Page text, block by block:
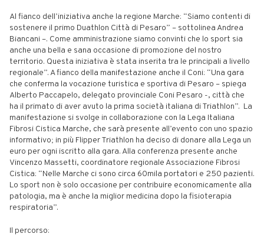
Al fianco dell’iniziativa anche la regione Marche: “Siamo contenti di
sostenere il primo Duathlon Città di Pesaro” – sottolinea Andrea
Biancani –. Come amministrazione siamo convinti che lo sport sia
anche una bella e sana occasione di promozione del nostro
territorio. Questa iniziativa è stata inserita tra le principali a livello
regionale”. A fianco della manifestazione anche il Coni: “Una gara
che conferma la vocazione turistica e sportiva di Pesaro – spiega
Alberto Paccapelo, delegato provinciale Coni Pesaro -, città che
ha il primato di aver avuto la prima società italiana di Triathlon”. La
manifestazione si svolge in collaborazione con la Lega Italiana
Fibrosi Cistica Marche, che sarà presente all’evento con uno spazio
informativo; in più Flipper Triathlon ha deciso di donare alla Lega un
euro per ogni iscritto alla gara. Alla conferenza presente anche
Vincenzo Massetti, coordinatore regionale Associazione Fibrosi
Cistica: “Nelle Marche ci sono circa 60mila portatori e 250 pazienti.
Lo sport non è solo occasione per contribuire economicamente alla
patologia, ma è anche la miglior medicina dopo la fisioterapia
respiratoria”.
Il percorso: